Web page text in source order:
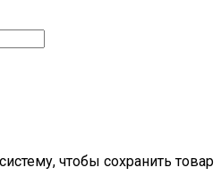
чтобы сохранить товар